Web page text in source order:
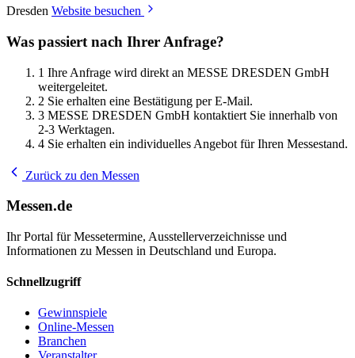
Dresden Website besuchen
Was passiert nach Ihrer Anfrage?
1 Ihre Anfrage wird direkt an MESSE DRESDEN GmbH
weitergeleitet.
2 Sie erhalten eine Bestätigung per E-Mail.
3 MESSE DRESDEN GmbH kontaktiert Sie innerhalb von
2-3 Werktagen.
4 Sie erhalten ein individuelles Angebot für Ihren Messestand.
Zurück zu den Messen
Messen.de
Ihr Portal für Messetermine, Ausstellerverzeichnisse und
Informationen zu Messen in Deutschland und Europa.
Schnellzugriff
Gewinnspiele
Online-Messen
Branchen